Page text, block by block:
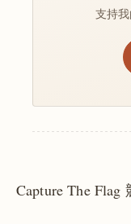
支持
Capture The